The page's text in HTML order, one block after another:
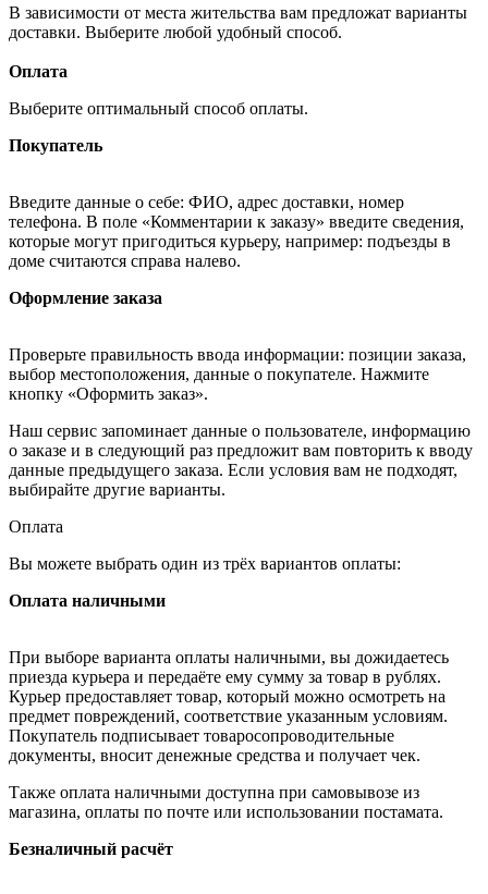
В зависимости от места жительства вам предложат варианты
доставки. Выберите любой удобный способ.
Оплата
Выберите оптимальный способ оплаты.
Покупатель
Введите данные о себе: ФИО, адрес доставки, номер
телефона. В поле «Комментарии к заказу» введите сведения,
которые могут пригодиться курьеру, например: подъезды в
доме считаются справа налево.
Оформление заказа
Проверьте правильность ввода информации: позиции заказа,
выбор местоположения, данные о покупателе. Нажмите
кнопку «Оформить заказ».
Наш сервис запоминает данные о пользователе, информацию
о заказе и в следующий раз предложит вам повторить к вводу
данные предыдущего заказа. Если условия вам не подходят,
выбирайте другие варианты.
Оплата
Вы можете выбрать один из трёх вариантов оплаты:
Оплата наличными
При выборе варианта оплаты наличными, вы дожидаетесь
приезда курьера и передаёте ему сумму за товар в рублях.
Курьер предоставляет товар, который можно осмотреть на
предмет повреждений, соответствие указанным условиям.
Покупатель подписывает товаросопроводительные
документы, вносит денежные средства и получает чек.
Также оплата наличными доступна при самовывозе из
магазина, оплаты по почте или использовании постамата.
Безналичный расчёт